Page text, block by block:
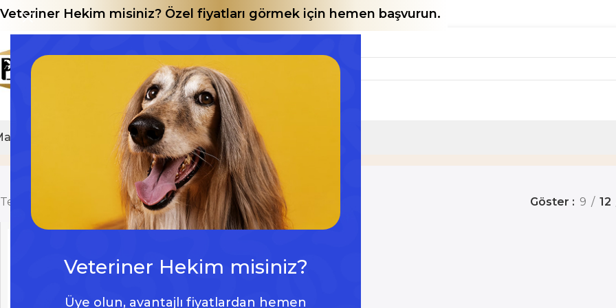
Veteriner Hekim misiniz?
Üye olun, avantajlı fiyatlardan hemen
Veteriner Hekim misiniz? Özel fiyatları görmek için hemen başvurun.
evcil hayvan kokusu gidericiHome
Tek bir sonuç gösteriliyor Göster 9 12